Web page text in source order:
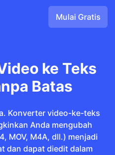
Mulai Gratis
ke Teks
Batas
Konverter video-ke-teks
Anda mengubah
MOV, M4A, dll.) menjadi
dan dapat diedit dalam